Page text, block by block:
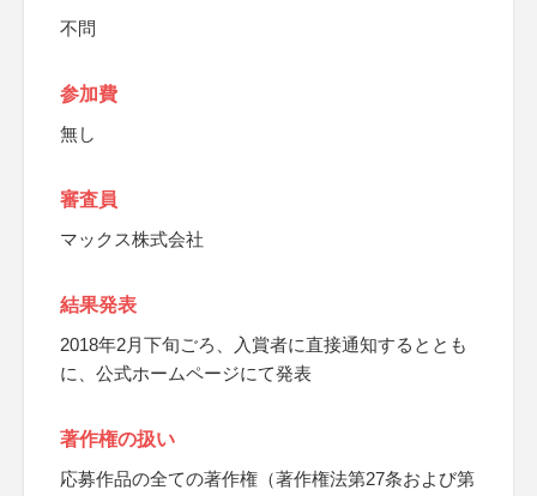
不問
参加費
無し
審査員
マックス株式会社
結果発表
2018年2月下旬ごろ、入賞者に直接通知するととも
に、公式ホームページにて発表
著作権の扱い
応募作品の全ての著作権（著作権法第27条および第